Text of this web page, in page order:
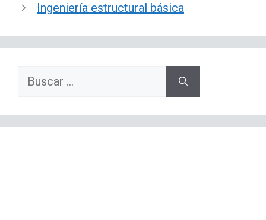
Ingeniería estructural básica
Buscar: